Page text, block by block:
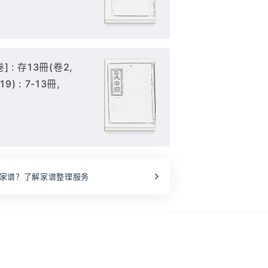
] : 存13冊(卷2,
: 7-13冊,
谱？了解家谱整理服务